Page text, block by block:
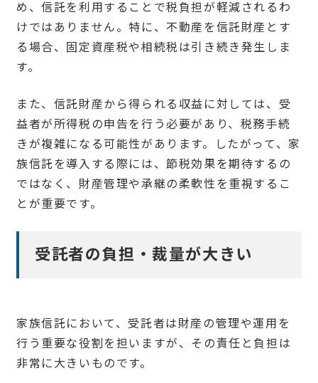
め、信託を利用することで税負担が軽減されるわ
けではありません。特に、不動産を信託財産とす
る場合、固定資産税や相続税は引き続き発生しま
す。
また、信託財産から得られる収益に対しては、受
益者が所得税の申告を行う必要があり、税務手続
きが複雑になる可能性があります。したがって、家
族信託を導入する際には、節税効果を期待するの
ではなく、財産管理や承継の柔軟性を重視するこ
とが重要です。
受託者の負担・裁量が大きい
家族信託において、受託者は財産の管理や運用を
行う重要な役割を担いますが、その責任と負担は
非常に大きいものです。